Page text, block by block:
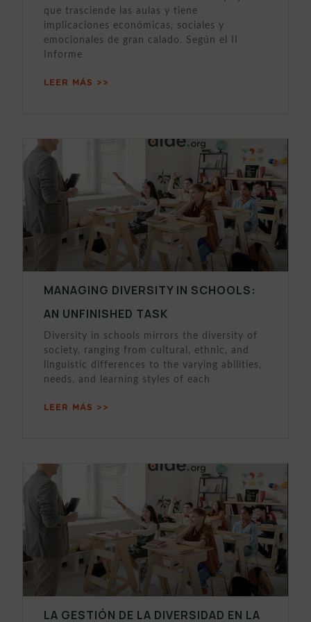
que trasciende las aulas y tiene
implicaciones económicas, sociales y
emocionales de gran calado. Según el II
Informe
LEER MÁS >>
MANAGING DIVERSITY IN SCHOOLS:
AN UNFINISHED TASK
Diversity in schools mirrors the diversity of
society, ranging from cultural, ethnic, and
linguistic differences to the varying abilities,
needs, and learning styles of each
LEER MÁS >>
LA GESTIÓN DE LA DIVERSIDAD EN LA